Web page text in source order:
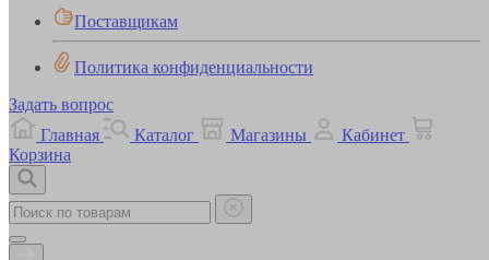
Поставщикам
Политика конфиденциальности
Задать вопрос
Главная
Каталог Магазины
Кабинет
Корзина